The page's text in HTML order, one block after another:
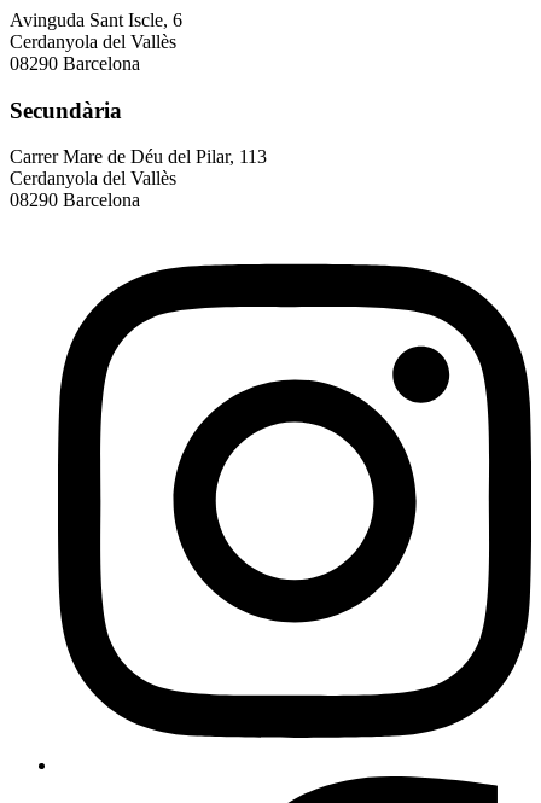
Avinguda Sant Iscle, 6
Cerdanyola del Vallès
08290 Barcelona
Secundària
Carrer Mare de Déu del Pilar, 113
Cerdanyola del Vallès
08290 Barcelona